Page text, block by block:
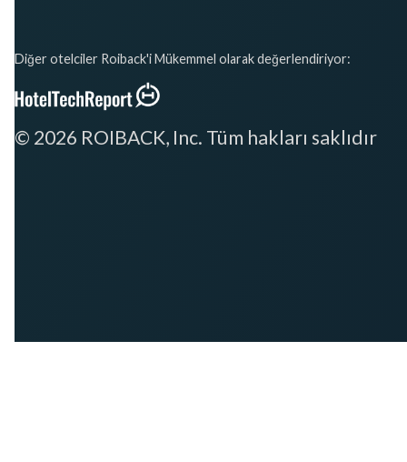
Diğer otelciler Roiback'i Mükemmel olarak değerlendiriyor:
© 2026 ROIBACK, Inc. Tüm hakları saklıdır